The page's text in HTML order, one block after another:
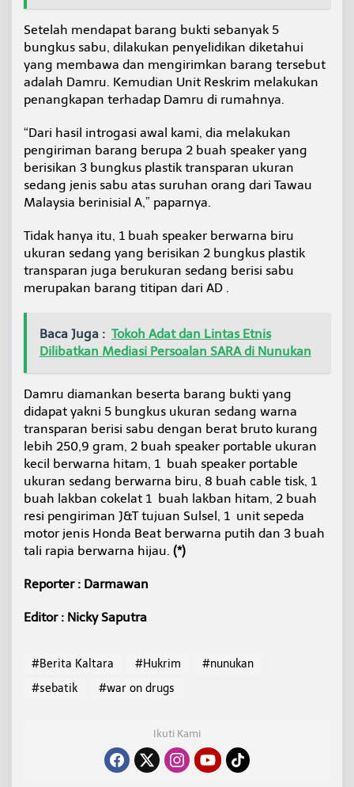
Setelah mendapat barang bukti sebanyak 5
bungkus sabu, dilakukan penyelidikan diketahui
yang membawa dan mengirimkan barang tersebut
adalah Damru. Kemudian Unit Reskrim melakukan
penangkapan terhadap Damru di rumahnya.
“Dari hasil introgasi awal kami, dia melakukan
pengiriman barang berupa 2 buah speaker yang
berisikan 3 bungkus plastik transparan ukuran
sedang jenis sabu atas suruhan orang dari Tawau
Malaysia berinisial A,” paparnya.
Tidak hanya itu, 1 buah speaker berwarna biru
ukuran sedang yang berisikan 2 bungkus plastik
transparan juga berukuran sedang berisi sabu
merupakan barang titipan dari AD .
Baca Juga : Tokoh Adat dan Lintas Etnis
Dilibatkan Mediasi Persoalan SARA di Nunukan
Damru diamankan beserta barang bukti yang
didapat yakni 5 bungkus ukuran sedang warna
transparan berisi sabu dengan berat bruto kurang
lebih 250,9 gram, 2 buah speaker portable ukuran
kecil berwarna hitam, 1 buah speaker portable
ukuran sedang berwarna biru, 8 buah cable tisk, 1
buah lakban cokelat 1 buah lakban hitam, 2 buah
resi pengiriman J&T tujuan Sulsel, 1 unit sepeda
motor jenis Honda Beat berwarna putih dan 3 buah
tali rapia berwarna hijau. (*)
Reporter : Darmawan
Editor : Nicky Saputra
#Berita Kaltara #Hukrim
#nunukan
#sebatik
#war on drugs
Ikuti Kami